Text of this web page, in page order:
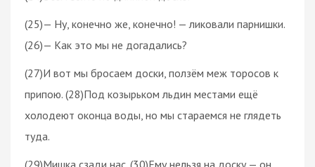
(25)— Ну, конечно же, конечно! — ликовали парнишки.
(26)— Как это мы не догадались?
(27)И вот мы бросаем доски, ползём меж торосов к
припою. (28)Под козырьком льдин местами ещё
холодеют оконца воды, но мы стараемся не глядеть
туда.
(29)Мишка сзади нас. (30)Ему нельзя на доску — он